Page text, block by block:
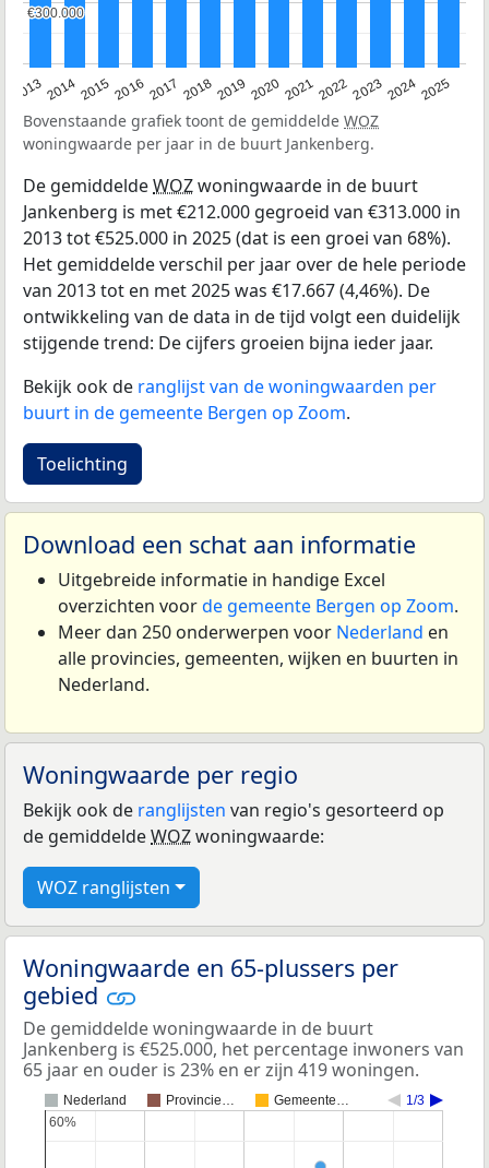
20132014201520162017 20182019 202020212022202320242025
€300.000
€300.000
Bovenstaande grafiek toont de gemiddelde WOZ
woningwaarde per jaar in de buurt Jankenberg.
De gemiddeldeWOZwoningwaarde in de buurt
Jankenberg is met €212.000 gegroeid van €313.000 in
2013 tot €525.000 in 2025 (dat is een groei van 68%).
Het gemiddelde verschil per jaar over de hele periode
van 2013 tot en met 2025 was €17.667 (4,46%). De
ontwikkeling van de data in de tijd volgt een duidelijk
stijgende trend: De cijfers groeien bijna ieder jaar.
Bekijk ook de ranglijst van de woningwaarden per
buurt in de gemeente Bergen op Zoom.
Toelichting
Download een schat aan informatie
Uitgebreide informatie in handige Excel
overzichten voorde gemeente Bergen op Zoom.
Meer dan 250 onderwerpen voor Nederland en
alle provincies, gemeenten, wijken en buurten in
Nederland.
Woningwaarde per regio
Bekijk ook de ranglijsten van regio's gesorteerd op
de gemiddeldeWOZwoningwaarde:
WOZ ranglijsten
Woningwaarde en 65-plussers per
gebied
De gemiddelde woningwaarde in de buurt
Jankenberg is €525.000, het percentage inwoners van
65 jaar en ouder is 23% en er zijn 419 woningen.
Nederland Provincie… Gemeente… 1/3
60%
60%